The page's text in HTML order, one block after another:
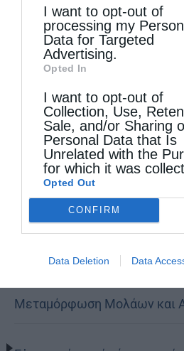
disclose it to other third
I want to opt-out of
processing my
Data for Targeted
Advertising.
Opted In
I want to opt-out of
Collection, Use,
Sale, and/or Sharing
Personal Data that Is
Unrelated with the
for which it was
Opted Out
CONFIRM
Data Deletion Data
Σταυρό με δωρεά
την αντιμετώπιση των
πυρκαγιών
Η “Κιβωτός της
Δημητριάδος Ιγνάτιος: «Η
τον δρόμο της ταπείνωσης
(ΦΩΤΟ)
Μεταμόρφωση Μολάων και